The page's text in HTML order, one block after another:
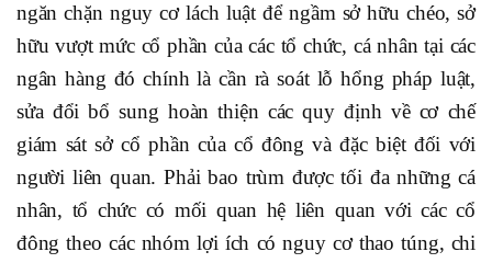
ngăn chặn nguy cơ lách luật để ngầm sở hữu chéo, sở
hữu vượt mức cổ phần của các tổ chức, cá nhân tại các
ngân hàng đó chính là cần rà soát lỗ hổng pháp luật,
sửa đổi bổ sung hoàn thiện các quy định về cơ chế
giám sát sở cổ phần của cổ đông và đặc biệt đối với
người liên quan. Phải bao trùm được tối đa những cá
nhân, tổ chức có mối quan hệ liên quan với các cổ
đông theo các nhóm lợi ích có nguy cơ thao túng, chi